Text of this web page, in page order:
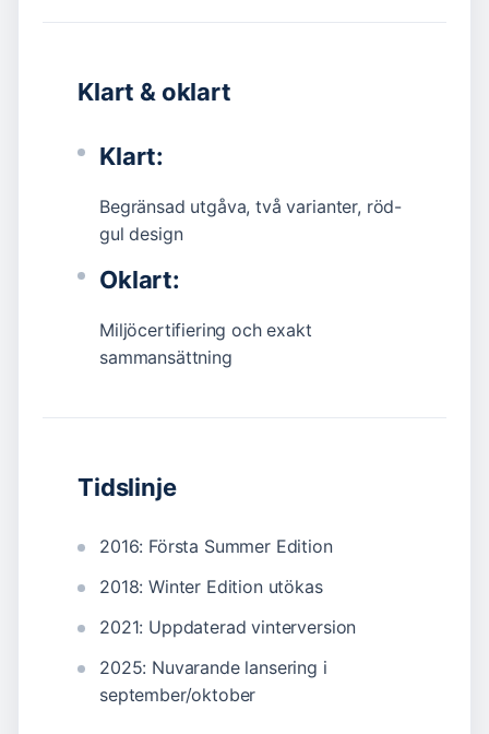
Klart & oklart
Klart:
Begränsad utgåva, två varianter, röd-
gul design
Oklart:
Miljöcertifiering och exakt
sammansättning
Tidslinje
2016: Första Summer Edition
2018: Winter Edition utökas
2021: Uppdaterad vinterversion
2025: Nuvarande lansering i
september/oktober